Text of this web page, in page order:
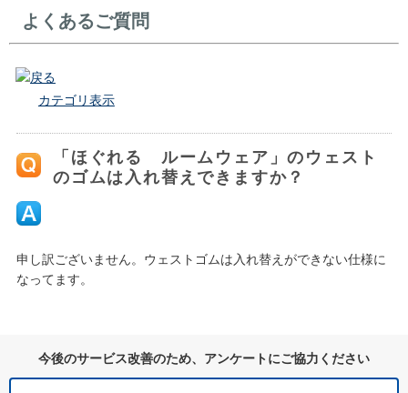
よくあるご質問
戻る
カテゴリ表示
「ほぐれる ルームウェア」のウェスト
のゴムは入れ替えできますか？
申し訳ございません。ウェストゴムは入れ替えができない仕様に
なってます。
今後のサービス改善のため、アンケートにご協力ください